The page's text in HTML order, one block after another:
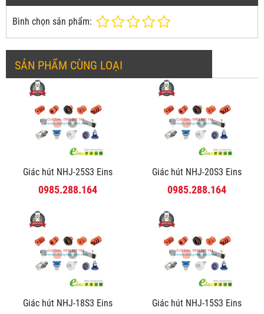
Bình chọn sản phẩm:
SẢN PHẨM CÙNG LOẠI
Giác hút NHJ-25S3 Eins
0985.288.164
Giác hút NHJ-20S3 Eins
0985.288.164
Giác hút NHJ-18S3 Eins Giác hút NHJ-15S3 Eins